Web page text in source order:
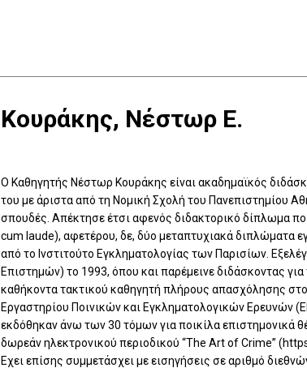
Κουράκης, Νέστωρ Ε.
Ο Καθηγητής Νέστωρ Κουράκης είναι ακαδημαϊκός
του με άριστα από τη Νομική Σχολή του Πανεπιστημίου
σπουδές. Απέκτησε έτσι αφενός διδακτορικό δίπλωμα
cum laude), αφετέρου, δε, δύο μεταπτυχιακά διπλώματα
από το Ινστιτούτο Εγκληματολογίας των Παρισίων.
Επιστημών) το 1993, όπου και παρέμεινε διδάσκοντας
καθήκοντα τακτικού καθηγητή πλήρους απασχόλησης
Εργαστηρίου Ποινικών και Εγκληματολογικών Ερευνών
εκδόθηκαν άνω των 30 τόμων για ποικίλα
δωρεάν ηλεκτρονικού περιοδικού “The Art of Crime”
Εχει επίσης συμμετάσχει με εισηγήσεις σε αριθμό